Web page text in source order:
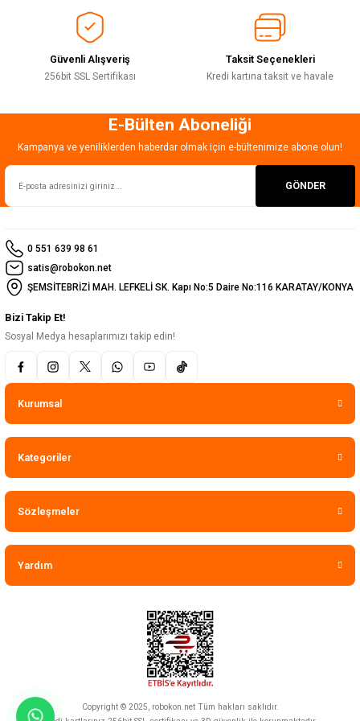
Bu ürüne benzer farklı alternatifler olmalı.
Gönder
Güvenli Alışveriş
256bit SSL Sertifikası
Taksit Seçenekleri
Kredi kartına taksit ve havale
E-Bülten Aboneliği
Kampanya ve yeniliklerden haberdar olmak için e-bültenimize abone olun!
GÖNDER
0 551 639 98 61
satis@robokon.net
ŞEMSİTEBRİZİ MAH. LEFKELİ SK. Kapı No:5 Daire No:116 KARATAY/KONYA
Bizi Takip Et!
Sosyal Medya hesaplarımızı takip edin!
Kurumsal
Kategoriler
Sözleşmeler
Yardım
Copyright © 2025, robokon.net Tüm hakları saklıdır.